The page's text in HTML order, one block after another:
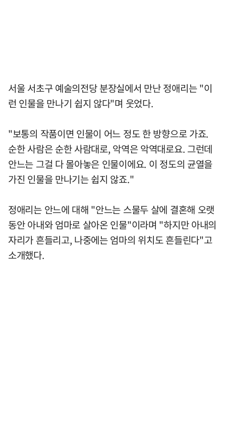
서울 서초구 예술의전당 분장실에서 만난 정애리는 "이
런 인물을 만나기 쉽지 않다"며 웃었다.
"보통의 작품이면 인물이 어느 정도 한 방향으로 가죠.
순한 사람은 순한 사람대로, 악역은 악역대로요. 그런데
안느는 그걸 다 몰아놓은 인물이에요. 이 정도의 균열을
가진 인물을 만나기는 쉽지 않죠."
정애리는 안느에 대해 "안느는 스물두 살에 결혼해 오랫
동안 아내와 엄마로 살아온 인물"이라며 "하지만 아내의
자리가 흔들리고, 나중에는 엄마의 위치도 흔들린다"고
소개했다.